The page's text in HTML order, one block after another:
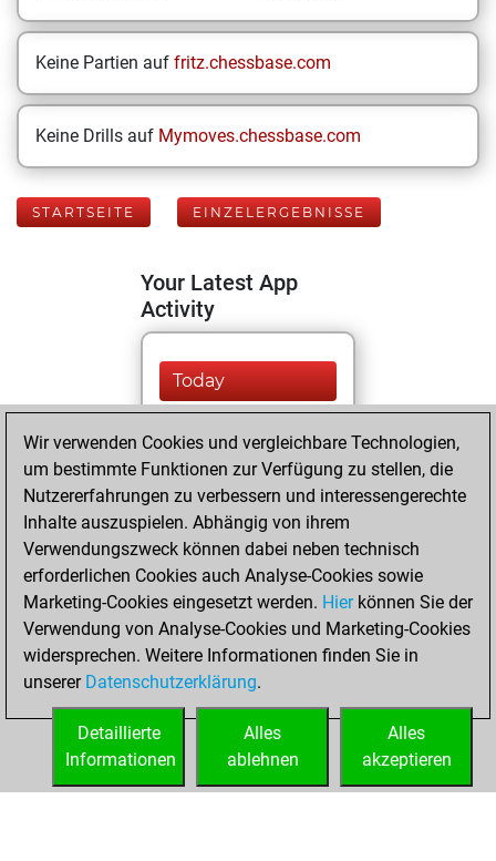
Keine Partien auf fritz.chessbase.com
Keine Drills auf Mymoves.chessbase.com
STARTSEITE EINZELERGEBNISSE
Your Latest App
Activity
Today
tactics positions
Tactics
You
solved 73 tactics
positions
You achieved
an Elo of 1971 in
tactics positions
You are ranked
Solving
Wir verwenden Cookies und vergleichbare Technologien,
um bestimmte Funktionen zur Verfügung zu stellen, die
Nutzererfahrungen zu verbessern und interessengerechte
Inhalte auszuspielen. Abhängig von ihrem
Verwendungszweck können dabei neben technisch
erforderlichen Cookies auch Analyse-Cookies sowie
Marketing-Cookies eingesetzt werden. Hierkönnen Sie der
Verwendung von Analyse-Cookies und Marketing-Cookies
widersprechen. Weitere Informationen finden Sie in
unserer Datenschutzerklärung.
Alles
akzeptieren
Alles
ablehnen
Detaillierte
Informationen